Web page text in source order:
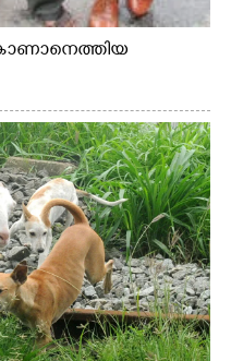
കാണാനെത്തിയ